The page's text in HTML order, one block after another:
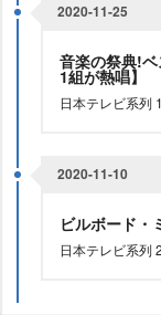
2020-11-25
音楽の祭典!
1組が熱唱】
日本テレビ系列
2020-11-10
ビルボード・
日本テレビ系列